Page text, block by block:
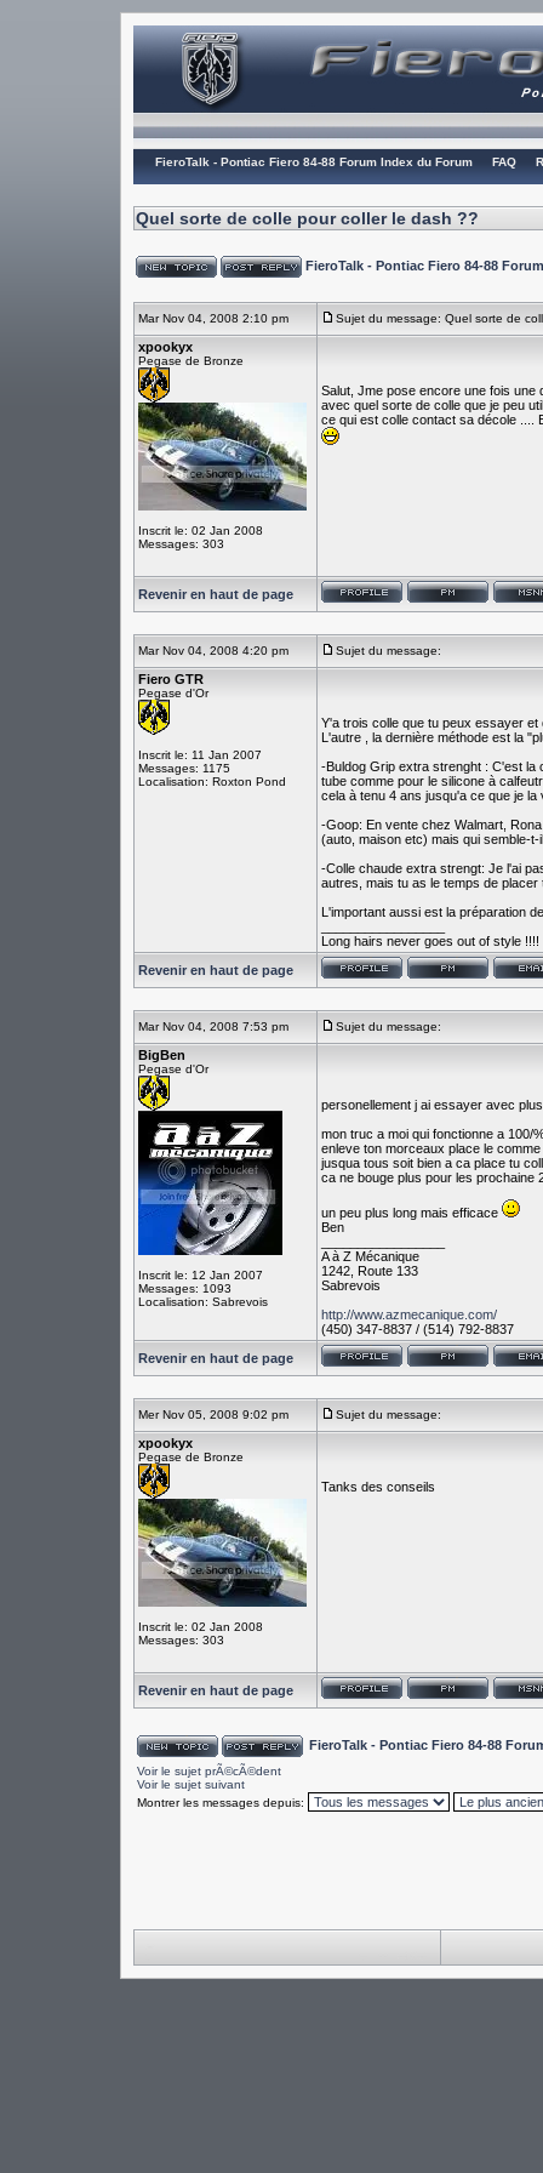
FieroTalk - Pontiac Fiero 84-88 Forum Index du Forum FAQ
Quel sorte de colle pour coller le dash ??
FieroTalk - Pontiac Fiero 84-88
Mar Nov 04, 2008 2:10 pm Sujet du message: Quel sorte de
xpookyx
Pegase de Bronze
Inscrit le: 02 Jan 2008
Messages: 303
Salut, Jme pose encore une fois une
avec quel sorte de colle que je peu
ce qui est colle contact sa décole ....
Revenir en haut de page
Mar Nov 04, 2008 4:20 pm Sujet du message:
Fiero GTR
Pegase d'Or
Inscrit le: 11 Jan 2007
Messages: 1175
Localisation: Roxton Pond
Y'a trois colle que tu peux essayer
L'autre , la dernière méthode est la
-Buldog Grip extra strenght : C'est la
tube comme pour le silicone à
cela à tenu 4 ans jusqu'a ce que je
-Goop: En vente chez Walmart,
(auto, maison etc) mais qui semble-
-Colle chaude extra strengt: Je l'ai
autres, mais tu as le temps de
L'important aussi est la préparation
Long hairs never goes out of style
Revenir en haut de page
Mar Nov 04, 2008 7:53 pm Sujet du message:
BigBen
Pegase d'Or
Inscrit le: 12 Jan 2007
Messages: 1093
Localisation: Sabrevois
personellement j ai essayer avec
mon truc a moi qui fonctionne a 100/
enleve ton morceaux place le
jusqua tous soit bien a ca place tu
ca ne bouge plus pour les prochaine
un peu plus long mais efficace
Ben
A à Z Mécanique
1242, Route 133
Sabrevois
http://www.azmecanique.com/
(450) 347-8837 / (514) 792-8837
Revenir en haut de page
Mer Nov 05, 2008 9:02 pm Sujet du message:
xpookyx
Pegase de Bronze
Inscrit le: 02 Jan 2008
Messages: 303
Tanks des conseils
Revenir en haut de page
FieroTalk - Pontiac Fiero 84-88
Voir le sujet prÃ©cÃ©dent
Voir le sujet suivant
Montrer les messages depuis: